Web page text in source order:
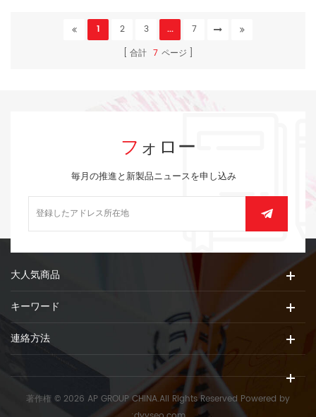
1 2 3 ...
7
合計 7 ページ
フォロー
毎月の推進と新製品ニュースを申し込み
大人気商品
キーワード
連絡方法
著作権 © 2026 AP GROUP CHINA.All Rights Reserved Powered by